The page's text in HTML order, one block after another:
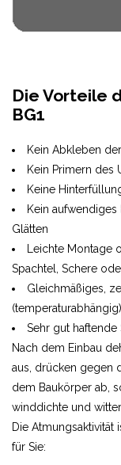
Die Vorteile
BG1
Kein Abkleben
Kein Primern des
Keine
Kein
Glätten
Leichte Montage
Spachtel, Schere
Gleichmäßiges,
(temperaturabhängig)
Sehr gut
Nach dem Einbau
aus, drücken gegen
dem Baukörper ab,
winddichte und
Die
für Sie: